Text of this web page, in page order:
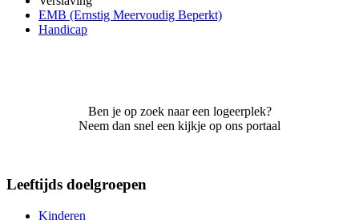
EMB (Ernstig Meervoudig Beperkt)
Handicap
Ben je op zoek naar een logeerplek?
Neem dan snel een kijkje op ons portaal
Leeftijds doelgroepen
Kinderen